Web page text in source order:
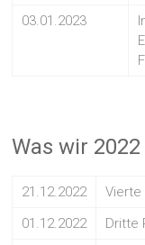
03.01.2023
Was wir
21.12.2022
Vierte
01.12.2022
Dritte